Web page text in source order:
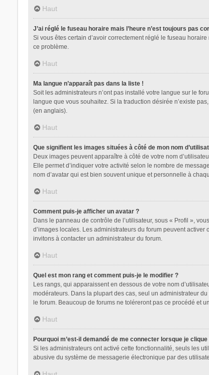
Haut
J’ai réglé le fuseau horaire mais l’heure n’est toujours pas
Si vous êtes certain d’avoir correctement réglé le fuseau
ce problème.
Haut
Ma langue n’apparaît pas dans la liste !
Soit les administrateurs n’ont pas installé votre langue sur le
langue que vous souhaitez. Si la traduction désirée n’existe
(en anglais).
Haut
Que signifient les images situées à côté de mon nom
Deux images peuvent apparaître à côté de votre nom
Elle permet d’indiquer votre activité selon le nombre de
nom d’avatar qui est bien souvent unique et personnelle à
Haut
Comment puis-je afficher un avatar ?
Dans le panneau de contrôle de l’utilisateur, sous « Profil »,
d’images locales. Les administrateurs du forum peuvent
invitons à contacter un administrateur du forum.
Haut
Quel est mon rang et comment puis-je le modifier ?
Les rangs, qui apparaissent en dessous de votre nom
modérateurs. Dans la plupart des cas, seul un administrateur
le forum. Beaucoup de forums ne toléreront pas ce procédé et
Haut
Pourquoi m’est-il demandé de me connecter lorsque je
Si les administrateurs ont activé cette fonctionnalité, seuls les
abusive du système de messagerie électronique par des